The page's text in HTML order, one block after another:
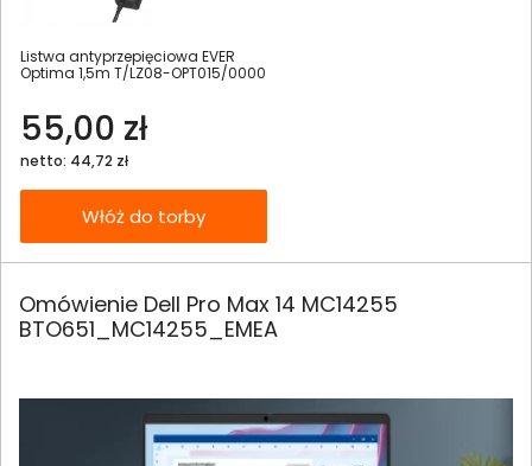
Listwa antyprzepięciowa EVER
Optima 1,5m T/LZ08-OPT015/0000
55,00 zł
netto: 44,72 zł
Włóż do torby
Omówienie Dell Pro Max 14 MC14255
BTO651_MC14255_EMEA